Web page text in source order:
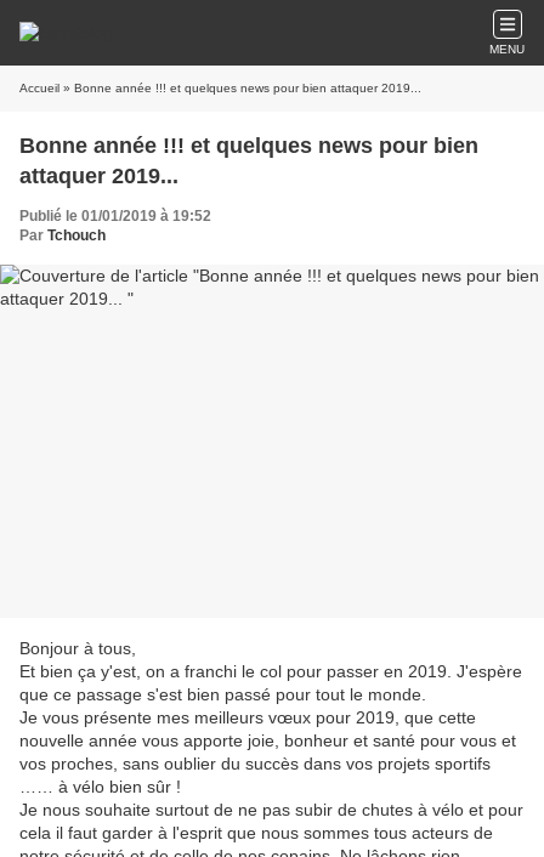
MENU
Accueil » Bonne année !!! et quelques news pour bien attaquer 2019...
Bonne année !!! et quelques news pour bien
attaquer 2019...
Publié le 01/01/2019 à 19:52
Par Tchouch
Bonjour à tous,
Et bien ça y'est, on a franchi le col pour passer en 2019. J'espère
que ce passage s'est bien passé pour tout le monde.
Je vous présente mes meilleurs vœux pour 2019, que cette
nouvelle année vous apporte joie, bonheur et santé pour vous et
vos proches, sans oublier du succès dans vos projets sportifs
…… à vélo bien sûr !
Je nous souhaite surtout de ne pas subir de chutes à vélo et pour
cela il faut garder à l'esprit que nous sommes tous acteurs de